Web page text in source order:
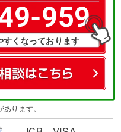
959
くなっております
ります。